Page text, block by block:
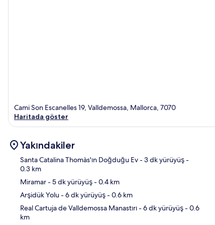
Cami Son Escanelles 19, Valldemossa, Mallorca, 7070
Haritada göster
Yakındakiler
Santa Catalina Thomàs'ın Doğduğu Ev- 3 dk yürüyüş-
0.3 km
Miramar- 5 dk yürüyüş- 0.4 km
Arşidük Yolu- 6 dk yürüyüş- 0.6 km
Real Cartuja de Valldemossa Manastırı- 6 dk yürüyüş- 0.6
km